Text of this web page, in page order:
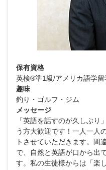
保有資格
英検®準1級/アメリカ語学留
趣味
釣り・ゴルフ・ジム
メッセージ
「英語を話すのが久しぶり
う方大歓迎です！一人一人
トさせていただきます。間
で、自然と英語が口から出
す。私の生徒様からは「楽